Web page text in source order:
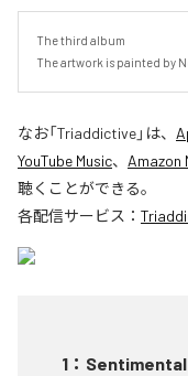
The third album
The artwork is painted by
なお「Triaddictive」は、
YouTube Music、 Amazon
聴くことができる。
各配信サービス：
1 ：